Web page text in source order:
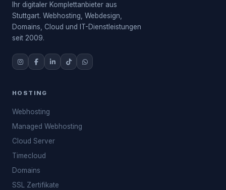
Ihr digitaler Komplettanbieter aus
Stuttgart. Webhosting, Webdesign,
Domains, Cloud und IT-Dienstleistungen
seit 2009.
HOSTING
Webhosting
Managed Webhosting
Cloud Server
Timecloud
Domains
SSL Zertifikate